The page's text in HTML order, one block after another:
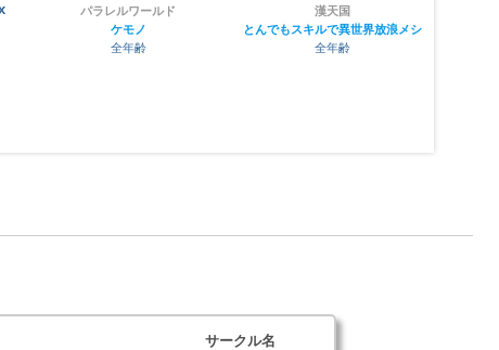
漢天国
とんでもスキルで異世界放浪メシ
全年齢
庫イガチン編 混浴温泉珍
道中!!
山口さぷり（ファミレス生活)
サークル名